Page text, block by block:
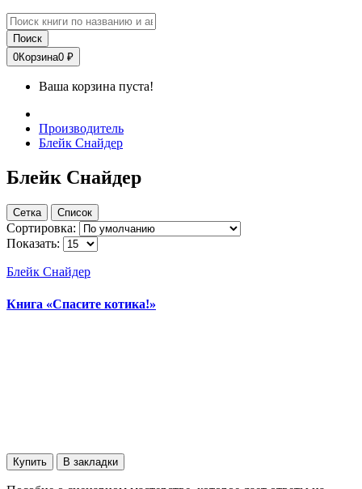
Поиск
0Корзина0 ₽
Ваша корзина пуста!
Производитель
Блейк Снайдер
Блейк Снайдер
Сетка Список
Сортировка:
Показать:
Блейк Снайдер
Книга «Спасите котика!»
Купить В закладки